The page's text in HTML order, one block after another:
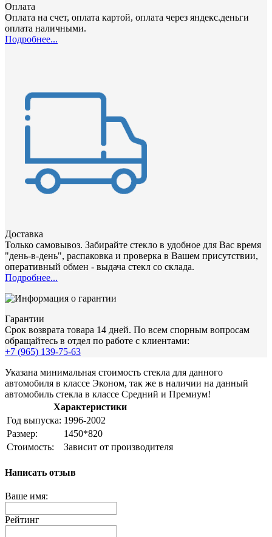
Оплата
Оплата на счет, оплата картой, оплата через яндекс.деньги
оплата наличными.
Подробнее...
Доставка
Только самовывоз. Забирайте стекло в удобное для Вас время
"день-в-день", распаковка и проверка в Вашем присутствии,
оперативный обмен - выдача стекл со склада.
Подробнее...
Гарантии
Срок возврата товара 14 дней. По всем спорным вопросам
обращайтесь в отдел по работе с клиентами:
+7 (965) 139-75-63
Указана минимальная стоимость стекла для данного
автомобиля в классе Эконом, так же в наличии на данный
автомобиль стекла в классе Средний и Премиум!
Характеристики
Год выпуска: 1996-2002
Размер:
1450*820
Стоимость:
Зависит от производителя
Написать отзыв
Ваше имя:
Рейтинг